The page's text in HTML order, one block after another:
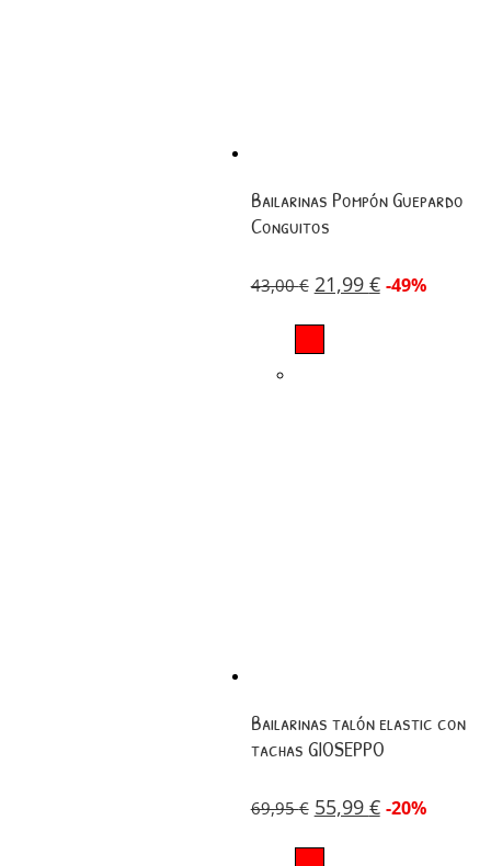
Bailarinas Pompón Guepardo
Conguitos
43,00€ 21,99 € -49%
Bailarinas talón elastic con
tachas GIOSEPPO
69,95€ 55,99 € -20%